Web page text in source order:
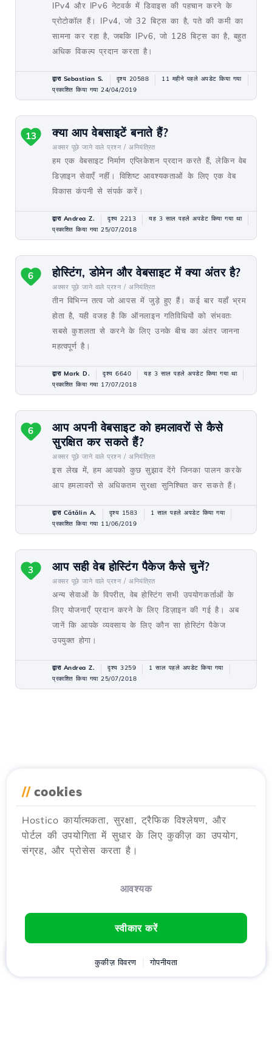
IPv4 और IPv6 नेटवर्क में डिवाइस की पहचान करने के
प्रोटोकॉल हैं। IPv4, जो 32 बिट्स का है, पते की कमी का
सामना कर रहा है, जबकि IPv6, जो 128 बिट्स का है, बहुत
अधिक विकल्प प्रदान करता है।
द्वारा Sebastian S. दृश्य 20588
11 महीने पहले अपडेट किया गया
प्रकाशित किया गया 24/04/2019
क्या आप वेबसाइटें बनाते हैं?
अक्सर पूछे जाने वाले प्रश्न / अनियंत्रित
हम एक वेबसाइट निर्माण एप्लिकेशन प्रदान करते हैं, लेकिन वेब
डिज़ाइन सेवाएँ नहीं। विशिष्ट आवश्यकताओं के लिए एक वेब
विकास कंपनी से संपर्क करें।
13
द्वारा Andrea Z. दृश्य 2213
यह 3 साल पहले अपडेट किया गया था
प्रकाशित किया गया 25/07/2018
होस्टिंग, डोमेन और वेबसाइट में क्या अंतर है?
अक्सर पूछे जाने वाले प्रश्न / अनियंत्रित
तीन विभिन्न तत्व जो आपस में जुड़े हुए हैं। कई बार यहाँ भ्रम
होता है, यही वजह है कि ऑनलाइन गतिविधियों को संभवतः
सबसे कुशलता से करने के लिए उनके बीच का अंतर जानना
महत्वपूर्ण है।
6
द्वारा Mark D. दृश्य 6640
यह 3 साल पहले अपडेट किया गया था
प्रकाशित किया गया 17/07/2018
आप अपनी वेबसाइट को हमलावरों से कैसे
सुरक्षित कर सकते हैं?
अक्सर पूछे जाने वाले प्रश्न / अनियंत्रित
इस लेख में, हम आपको कुछ सुझाव देंगे जिनका पालन करके
आप हमलावरों से अधिकतम सुरक्षा सुनिश्चित कर सकते हैं।
6
द्वारा Cătălin A. दृश्य 1583
1 साल पहले अपडेट किया गया
प्रकाशित किया गया 11/06/2019
आप सही वेब होस्टिंग पैकेज कैसे चुनें?
अक्सर पूछे जाने वाले प्रश्न / अनियंत्रित
अन्य सेवाओं के विपरीत, वेब होस्टिंग सभी उपयोगकर्ताओं के
लिए योजनाएँ प्रदान करने के लिए डिज़ाइन की गई है। अब
जानें कि आपके व्यवसाय के लिए कौन सा होस्टिंग पैकेज
उपयुक्त होगा।
3
द्वारा Andrea Z. दृश्य 3259
1 साल पहले अपडेट किया गया
प्रकाशित किया गया 25/07/2018
// cookies
Hostico कार्यात्मकता, सुरक्षा, ट्रैफिक विश्लेषण, और
पोर्टल की उपयोगिता में सुधार के लिए कुकीज़ का उपयोग,
संग्रह, और प्रोसेस करता है।
आवश्यक
स्वीकार करें
कुकीज़ विवरण गोपनीयता
ग्राहक कार्ट